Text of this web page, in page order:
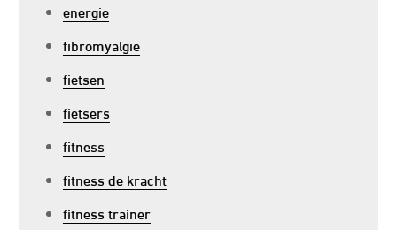
energie
fibromyalgie
fietsen
fietsers
fitness
fitness de kracht
fitness trainer